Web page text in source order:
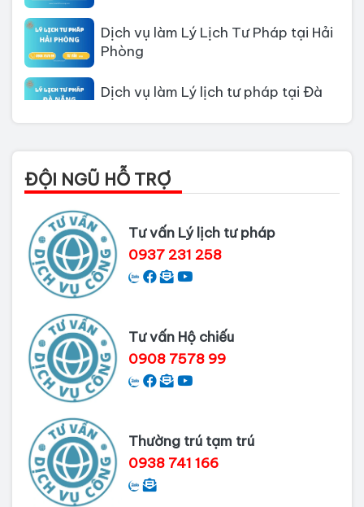
Phòng
Nẵng
Chí Minh
Thủ tục làm lý lịch tư pháp tại Đồng
Dịch vụ làm phiếu lý lịch tư pháp
cho người nước ngoài
Dương
Dịch vụ Lý lịch tư pháp tại Cần Thơ
ĐỘI NGŨ HỖ TRỢ
Tư vấn Lý lịch tư pháp
0937 231 258
Tư vấn Hộ chiếu
0908 7578 99
Thường trú tạm trú
0938 741 166